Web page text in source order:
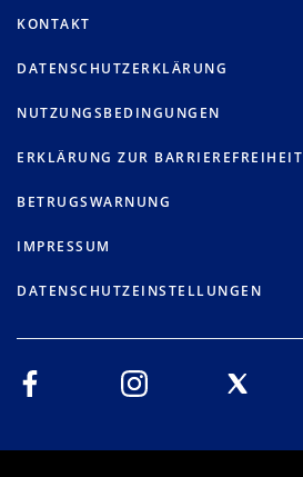
KONTAKT
DATENSCHUTZERKLÄRUNG
NUTZUNGSBEDINGUNGEN
ERKLÄRUNG ZUR BARRIEREFREIHEIT
BETRUGSWARNUNG
IMPRESSUM
DATENSCHUTZEINSTELLUNGEN